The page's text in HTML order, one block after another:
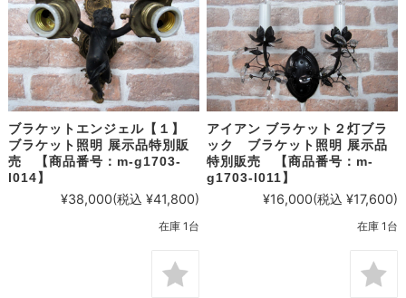
ブラケットエンジェル【１】
ブラケット照明 展示品特別販
売 【商品番号：m-g1703-
l014】
¥38,000(税込 ¥41,800)
在庫 1台
アイアン ブラケット２灯ブラ
ック ブラケット照明 展示品
特別販売 【商品番号：m-
g1703-l011】
¥16,000(税込 ¥17,600)
在庫 1台